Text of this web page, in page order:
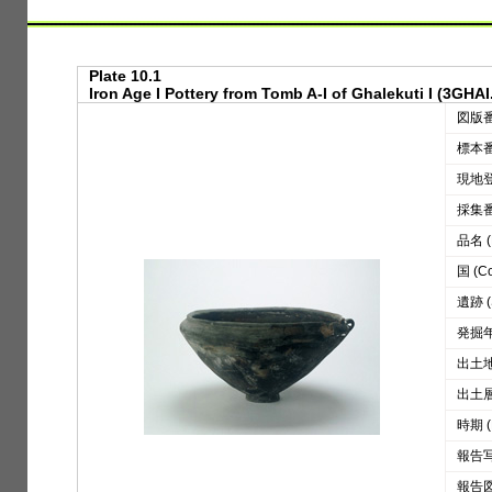
Plate 10.1
Iron Age I Pottery from Tomb A-I of Ghalekuti I
図版
標本
現地
採集
品名
国
遺跡
発掘
出土
出土
時期
報告
報告